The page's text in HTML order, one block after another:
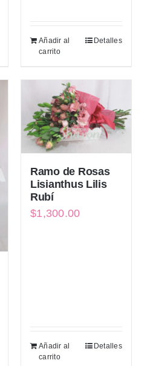
Añadir al
carrito
Detalles
Ramo de Rosas
Lisianthus Lilis
Rubí
$1,300.00
Añadir al
carrito
Detalles